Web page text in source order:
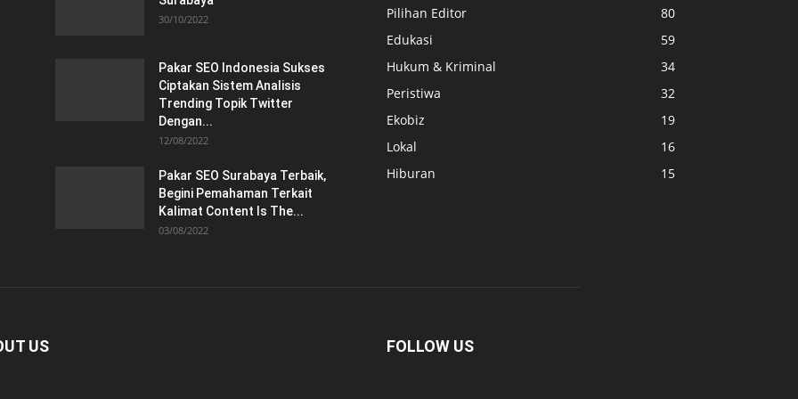
30/10/2022
Pakar SEO Indonesia Sukses
Ciptakan Sistem Analisis
Trending Topik Twitter
Dengan...
12/08/2022
Pakar SEO Surabaya Terbaik,
Begini Pemahaman Terkait
Kalimat Content Is The...
03/08/2022
Pilihan Editor
80
Edukasi
59
Hukum & Kriminal
34
Peristiwa
32
Ekobiz
19
Lokal
16
Hiburan
15
US FOLLOW US